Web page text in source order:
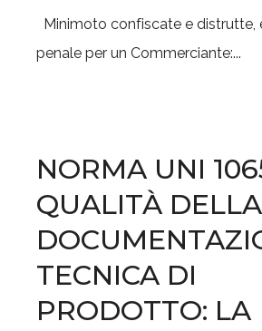
Minimoto confiscate e distrutte,
penale per un Commerciante:...
NORMA UNI
QUALITÀ DELLA
TECNICA DI
PRODOTTO: LA